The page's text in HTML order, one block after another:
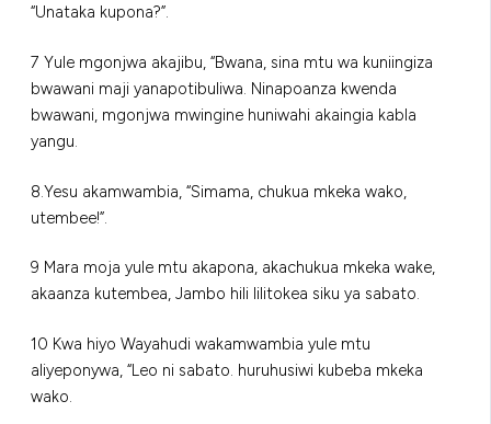
“Unataka kupona?”.
7 Yule mgonjwa akajibu, “Bwana, sina mtu wa kuniingiza
bwawani maji yanapotibuliwa. Ninapoanza kwenda
bwawani, mgonjwa mwingine huniwahi akaingia kabla
yangu.
8.Yesu akamwambia, “Simama, chukua mkeka wako,
utembee!”.
9 Mara moja yule mtu akapona, akachukua mkeka wake,
akaanza kutembea, Jambo hili lilitokea siku ya sabato.
10 Kwa hiyo Wayahudi wakamwambia yule mtu
aliyeponywa, “Leo ni sabato. huruhusiwi kubeba mkeka
wako.